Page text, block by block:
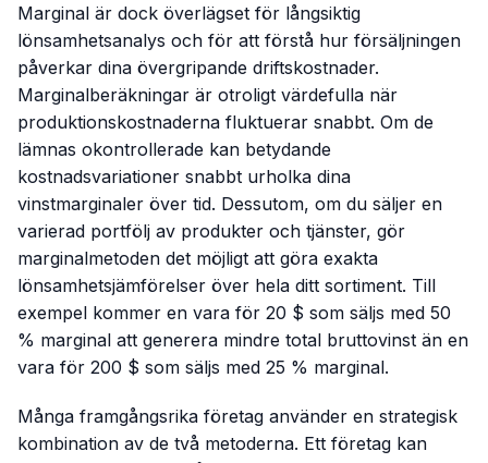
Marginal är dock överlägset för långsiktig
lönsamhetsanalys och för att förstå hur försäljningen
påverkar dina övergripande driftskostnader.
Marginalberäkningar är otroligt värdefulla när
produktionskostnaderna fluktuerar snabbt. Om de
lämnas okontrollerade kan betydande
kostnadsvariationer snabbt urholka dina
vinstmarginaler över tid. Dessutom, om du säljer en
varierad portfölj av produkter och tjänster, gör
marginalmetoden det möjligt att göra exakta
lönsamhetsjämförelser över hela ditt sortiment. Till
exempel kommer en vara för 20 $ som säljs med 50
% marginal att generera mindre total bruttovinst än en
vara för 200 $ som säljs med 25 % marginal.
Många framgångsrika företag använder en strategisk
kombination av de två metoderna. Ett företag kan